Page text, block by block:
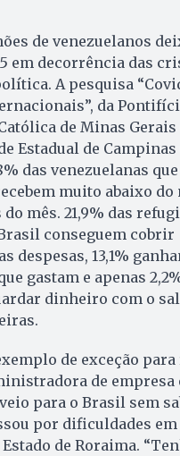
de venezuelanos
em decorrência das
A pesquisa
da
de Minas Gerais
Estadual de
das venezuelanas
muito abaixo do
mês. 21,9% das
conseguem cobrir
despesas, 13,1%
gastam e apenas
dinheiro com o
de exceção
de empresa
para o Brasil sem
por dificuldades em
de Roraima.